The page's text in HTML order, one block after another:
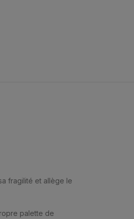
fragilité et allège le
palette de